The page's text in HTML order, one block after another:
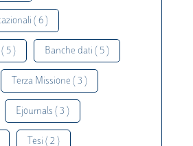
( 6 )
5 ) Banche dati ( 5 )
Terza Missione ( 3 )
Ejournals ( 3 )
Tesi ( 2 )